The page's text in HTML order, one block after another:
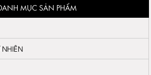
MỤC SẢN PHẨM